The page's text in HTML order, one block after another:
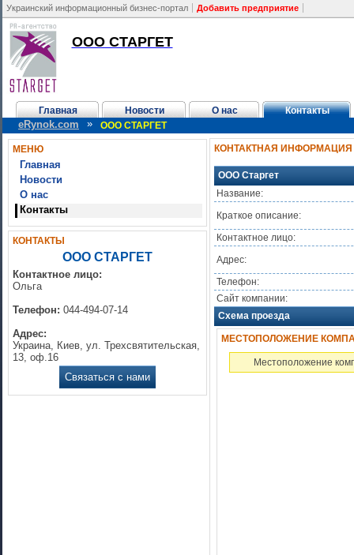
Украинский информационный бизнес-портал Добавить предприятие
ООО СТАРГЕТ
Главная Новости О нас Контакты
eRynok.com » ООО СТАРГЕТ
МЕНЮ
Главная
Новости
О нас
Контакты
КОНТАКТЫ
ООО СТАРГЕТ
Контактное лицо:
Ольга
Телефон: 044-494-07-14
Адрес:
Украина, Киев, ул. Трехсвятительская,
13, оф.16
Связаться с нами
КОНТАКТНАЯ ИНФОРМАЦИЯ
ООО Старгет
Название:
Краткое описание:
Контактное лицо:
Адрес:
Телефон:
Сайт компании:
Схема проезда
МЕСТОПОЛОЖЕНИЕ
Местоположение